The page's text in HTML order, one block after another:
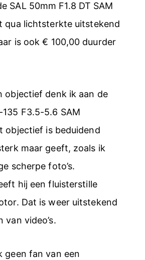
SAL 50mm F1.8 DT SAM
qua lichtsterkte uitstekend
is ook € 100,00 duurder
objectief denk ik aan de
135 F3.5-5.6 SAM
objectief is beduidend
maar geeft, zoals ik
scherpe foto’s.
hij een fluisterstille
Dat is weer uitstekend
van video’s.
geen fan van een